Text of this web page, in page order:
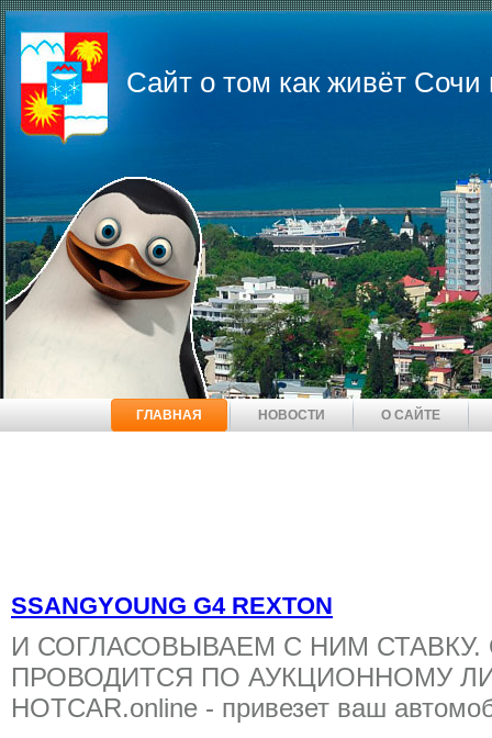
Сайт о том как живёт
ГЛАВНАЯ НОВОСТИ О САЙТЕ
SSANGYOUNG G4 REXTON
И СОГЛАСОВЫВАЕМ С НИМ СТАВКУ.
ПРОВОДИТСЯ ПО АУКЦИОННОМУ
HOTCAR.online - привезет ваш